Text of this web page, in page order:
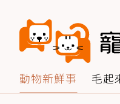
動物新鮮事 毛起